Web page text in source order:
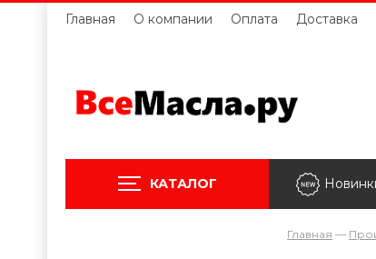
Главная О компании Оплата Доставка
КАТАЛОГ
Главная —